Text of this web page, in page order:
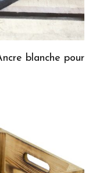
blanche pour